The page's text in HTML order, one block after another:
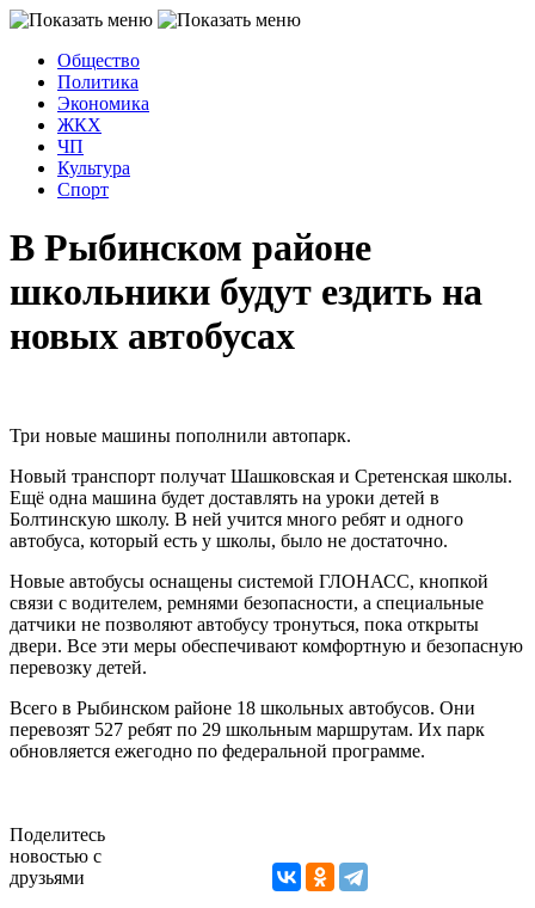
Общество
Политика
Экономика
ЖКХ
ЧП
Культура
Спорт
В Рыбинском районе
школьники будут ездить на
новых автобусах
Три новые машины пополнили автопарк.
Новый транспорт получат Шашковская и Сретенская школы.
Ещё одна машина будет доставлять на уроки детей в
Болтинскую школу. В ней учится много ребят и одного
автобуса, который есть у школы, было не достаточно.
Новые автобусы оснащены системой ГЛОНАСС, кнопкой
связи с водителем, ремнями безопасности, а специальные
датчики не позволяют автобусу тронуться, пока открыты
двери. Все эти меры обеспечивают комфортную и безопасную
перевозку детей.
Всего в Рыбинском районе 18 школьных автобусов. Они
перевозят 527 ребят по 29 школьным маршрутам. Их парк
обновляется ежегодно по федеральной программе.
Поделитесь
новостью с
друзьями